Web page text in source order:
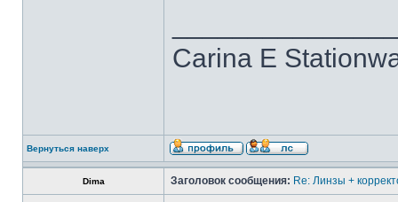
Carina E
Вернуться наверх
Dima Заголовок сообщения: Re: Линзы +